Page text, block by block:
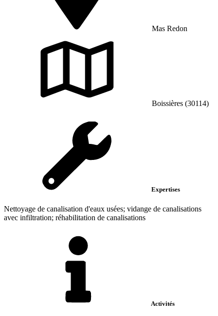
Mas Redon
Boissières (30114)
Expertises
Nettoyage de canalisation d'eaux usées; vidange de canalisations
avec infiltration; réhabilitation de canalisations
Activités